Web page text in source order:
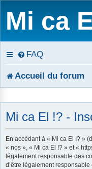
Mi ca
FAQ
Accueil du forum
Mi ca El !? -
En accédant à « Mi ca El !? »
« nos », « Mi ca El !? » et «
légalement responsable des
d’être légalement